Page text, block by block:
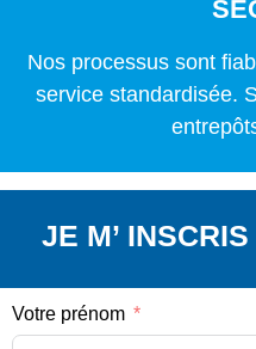
Nos processus sont
service standardisée.
JE M’
Votre prénom